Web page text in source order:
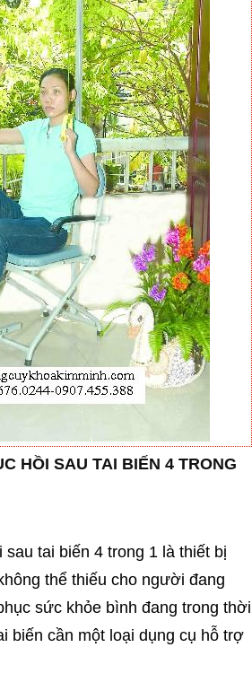
HỒI SAU TAI BIẾN 4 TRONG
sau tai biến 4 trong 1 là thiết bị
thể thiếu cho người đang
sức khỏe bình đang trong thời
biến cần một loại dụng cụ hỗ trợ